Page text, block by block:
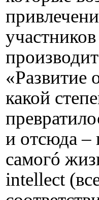
«Развитие
какой
и отсюда –
самогó
intellect